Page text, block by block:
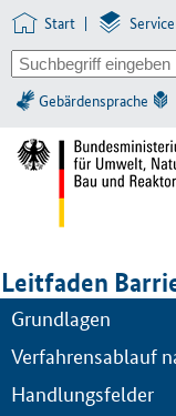
Start | Service
Gebärdensprache
Leitfaden
Grundlagen
Verfahrensablauf
Handlungsfelder